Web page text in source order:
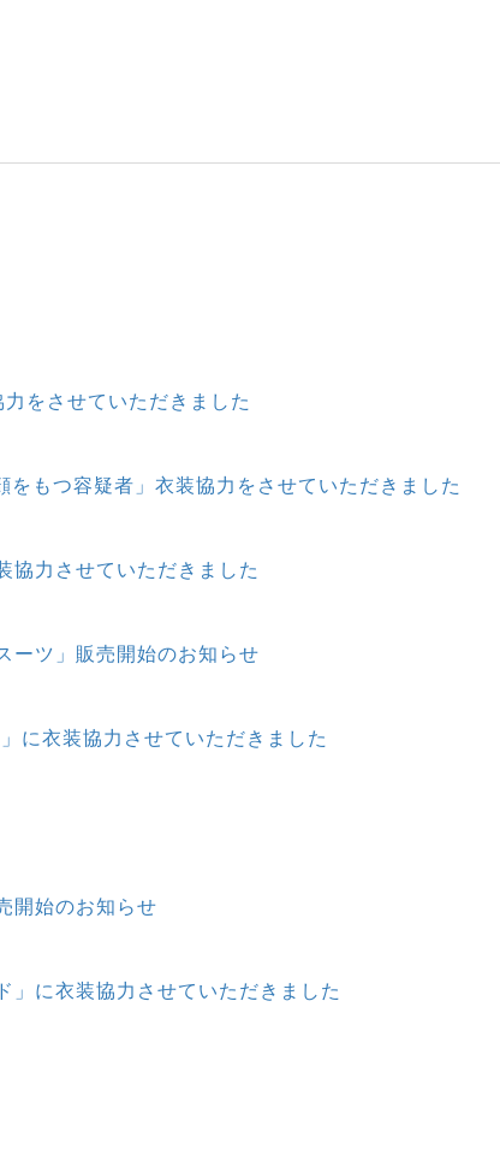
をさせていただきました
をもつ容疑者」衣装協力をさせていただきました
協力させていただきました
ーツ」販売開始のお知らせ
に衣装協力させていただきました
開始のお知らせ
に衣装協力させていただきました